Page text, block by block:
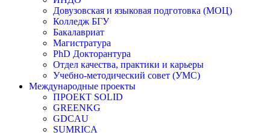
Довузовская и языковая подготовка (МОЦ)
Колледж БГУ
Бакалавриат
Магистратура
PhD Докторантура
Отдел качества, практики и карьеры
Учебно-методический совет (УМС)
Международные проекты
ПРОЕКТ SOLID
GREENKG
GDCAU
SUMRICA